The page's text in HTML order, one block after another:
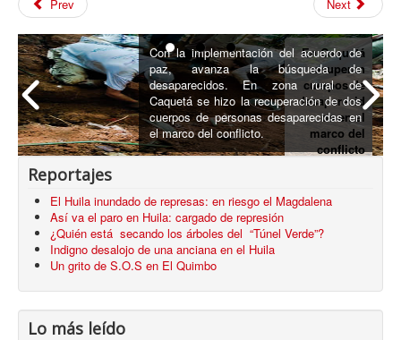
Prev Next
Queman
casas
sagradas del
pueblo
Kankuamo
El domingo 12 en hora de la madruga,
fueron incineradas las viviendas
ancestrales del pueblo Kankuama de La
Mina en el departamento de Cesar.
Reportajes
El Huila inundado de represas: en riesgo el Magdalena
Así va el paro en Huila: cargado de represión
¿Quién está secando los árboles del “Túnel Verde”?
Indigno desalojo de una anciana en el Huila
Un grito de S.O.S en El Quimbo
Lo más leído